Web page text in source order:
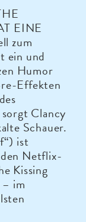
EINE
zum
ein und
Humor
Effekten
Clancy
Schauer.
ist
den Netflix-
Kissing
im